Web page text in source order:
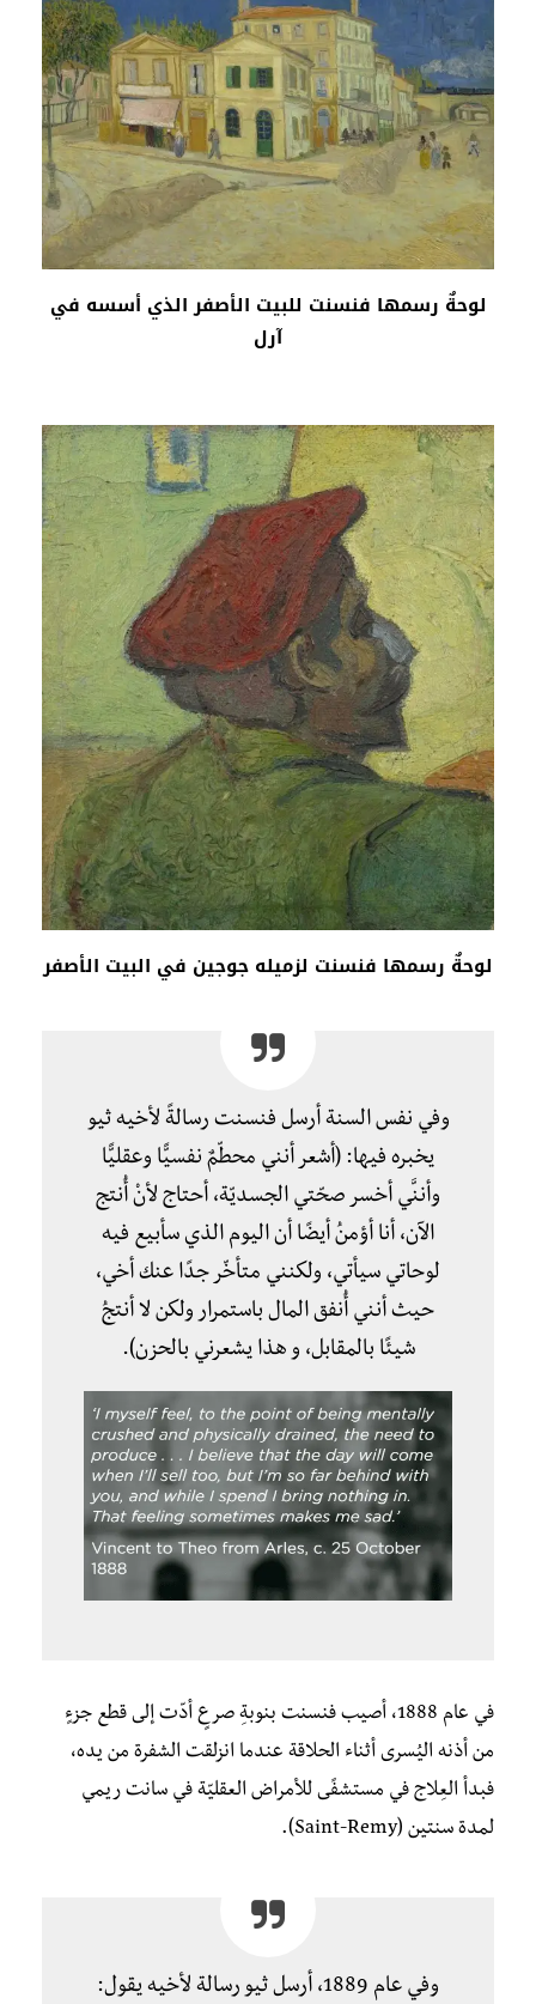
لوحةٌ رسمها فنسنت للبيت الأصفر الذي أسسه في
آرل
لوحةٌ رسمها فنسنت لزميله جوجين في البيت الأصفر
وفي نفس السنة أرسل فنسنت رسالةً لأخيه ثيو
يخبره فيها: (أشعر أنني محطّمٌ نفسيًّا وعقليًّا
وأننَّي أخسر صحّتي الجسديّة، أحتاج لأنْ أُنتج
الآن، أنا أؤمنُ أيضًا أن اليوم الذي سأبيع فيه
لوحاتي سيأتي، ولكنني متأخّر جدًا عنك أخي،
حيث أنني أُنفق المال باستمرار ولكن لا أنتجُ
شيئًا بالمقابل، و هذا يشعرني بالحزن).
في عام 1888، أصيب فنسنت بنوبةِ صرعٍ أدّت إلى قطع جزءٍ
من أذنه اليُسرى أثناء الحلاقة عندما انزلقت الشفرة من يده،
فبدأ العِلاج في مستشفًى للأمراض العقليّة في سانت ريمي
لمدة سنتين (Saint-Remy).
وفي عام 1889، أرسل ثيو رسالة لأخيه يقول: